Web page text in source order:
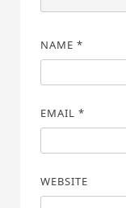
NAME *
EMAIL *
WEBSITE